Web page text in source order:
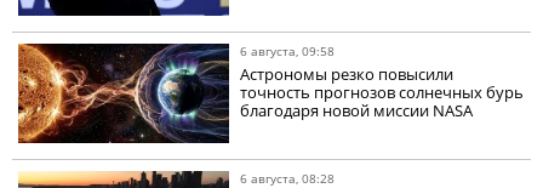
6 августа, 09:58
Астрономы резко повысили
точность прогнозов солнечных бурь
благодаря новой миссии NASA
6 августа, 08:28